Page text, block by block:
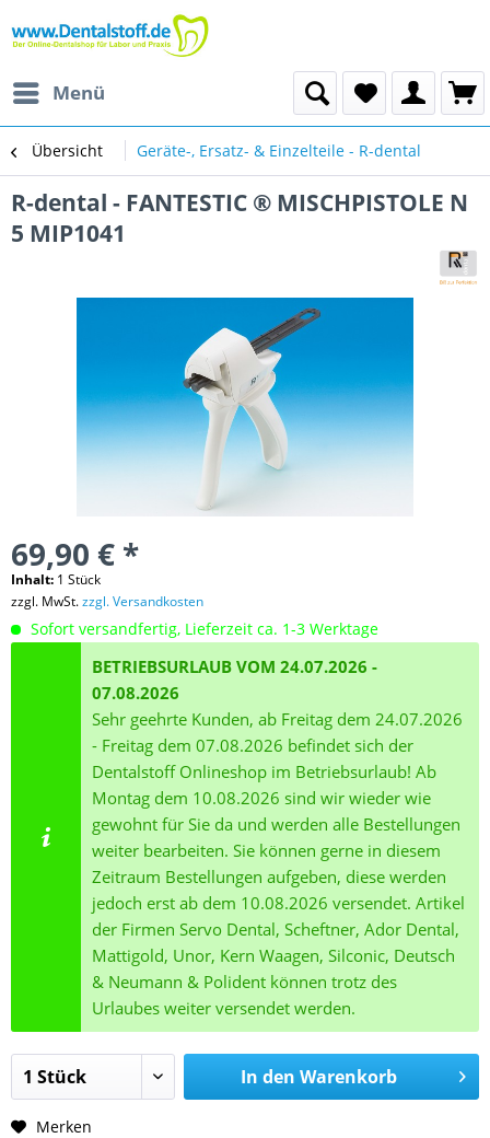
Menü
Übersicht Geräte-, Ersatz- & Einzelteile - R-dental
R-dental - FANTESTIC ® MISCHPISTOLE N
5 MIP1041
69,90 € *
Inhalt: 1 Stück
zzgl. MwSt.zzgl. Versandkosten
Sofort versandfertig, Lieferzeit ca. 1-3 Werktage
BETRIEBSURLAUB VOM 24.07.2026 -
07.08.2026
Sehr geehrte Kunden, ab Freitag dem 24.07.2026
- Freitag dem 07.08.2026 befindet sich der
Dentalstoff Onlineshop im Betriebsurlaub! Ab
Montag dem 10.08.2026 sind wir wieder wie
gewohnt für Sie da und werden alle Bestellungen
weiter bearbeiten. Sie können gerne in diesem
Zeitraum Bestellungen aufgeben, diese werden
jedoch erst ab dem 10.08.2026 versendet. Artikel
der Firmen Servo Dental, Scheftner, Ador Dental,
Mattigold, Unor, Kern Waagen, Silconic, Deutsch
& Neumann & Polident können trotz des
Urlaubes weiter versendet werden.
In den Warenkorb
Merken